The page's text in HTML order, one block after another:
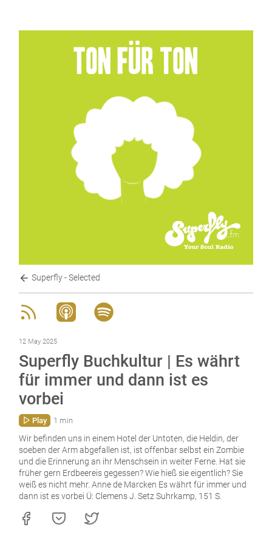
Superfly - Selected
12 May 2025
Superfly Buchkultur | Es währt
für immer und dann ist es
vorbei
Play 1 min
Wir befinden uns in einem Hotel der Untoten, die Heldin, der
soeben der Arm abgefallen ist, ist offenbar selbst ein Zombie
und die Erinnerung an ihr Menschsein in weiter Ferne. Hat sie
früher gern Erdbeereis gegessen? Wie hieß sie eigentlich? Sie
weiß es nicht mehr. Anne de Marcken Es währt für immer und
dann ist es vorbei Ü: Clemens J. Setz Suhrkamp, 151 S.